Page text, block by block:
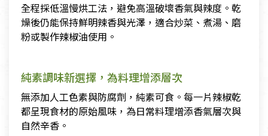
全程採低溫慢烘工法，避免高溫破壞香氣與辣度。乾
燥後仍能保持鮮明辣香與光澤，適合炒菜、煮湯、磨
粉或製作辣椒油使用。
純素調味新選擇，為料理增添層次
無添加人工色素與防腐劑，純素可食。每一片辣椒乾
都呈現食材的原始風味，為日常料理增添香氣層次與
自然辛香。